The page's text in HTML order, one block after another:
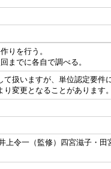
りを行う。
までに各自で調べる。
扱いますが、単位認定要件
変更となることがあります
上令一（監修）四宮滋子